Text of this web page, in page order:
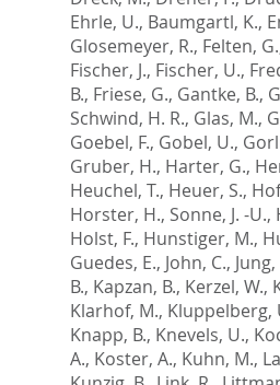
Ehrle, U., Baumgartl, K.,
Glosemeyer, R., Felten, G.
Fischer, J., Fischer, U.,
B., Friese, G., Gantke, B.,
Schwind, H. R., Glas, M.,
Goebel, F., Gobel, U.,
Gruber, H., Harter, G.,
Heuchel, T., Heuer, S.,
Horster, H., Sonne, J. -U.,
Holst, F., Hunstiger, M.,
Guedes, E., John, C.,
B., Kapzan, B., Kerzel, W.,
Klarhof, M., Kluppelberg,
Knapp, B., Knevels, U.,
A., Koster, A., Kuhn, M.,